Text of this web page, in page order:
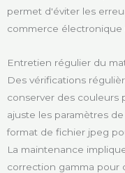
permet d'éviter les
commerce électronique
Entretien régulier du
Des vérifications
conserver des couleurs
ajuste les paramètres
format de fichier jpeg
La maintenance
correction gamma pour